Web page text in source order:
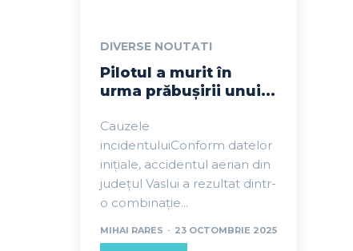
DIVERSE NOUTATI
Pilotul a murit în
urma prăbușirii unui...
Cauzele
incidentuluiConform datelor
inițiale, accidentul aerian din
județul Vaslui a rezultat dintr-
o combinație...
MIHAI RARES - 23 OCTOMBRIE 2025